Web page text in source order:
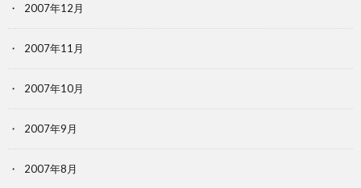
2007年12月
2007年11月
2007年10月
2007年9月
2007年8月